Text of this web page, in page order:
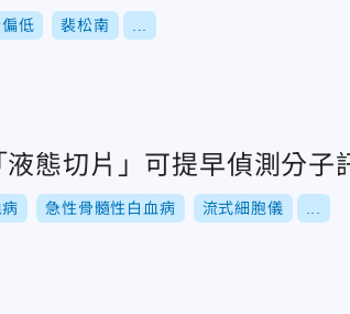
低 裴松南
態切片」可提早偵測分子
急性骨髓性白血病 流式細胞儀